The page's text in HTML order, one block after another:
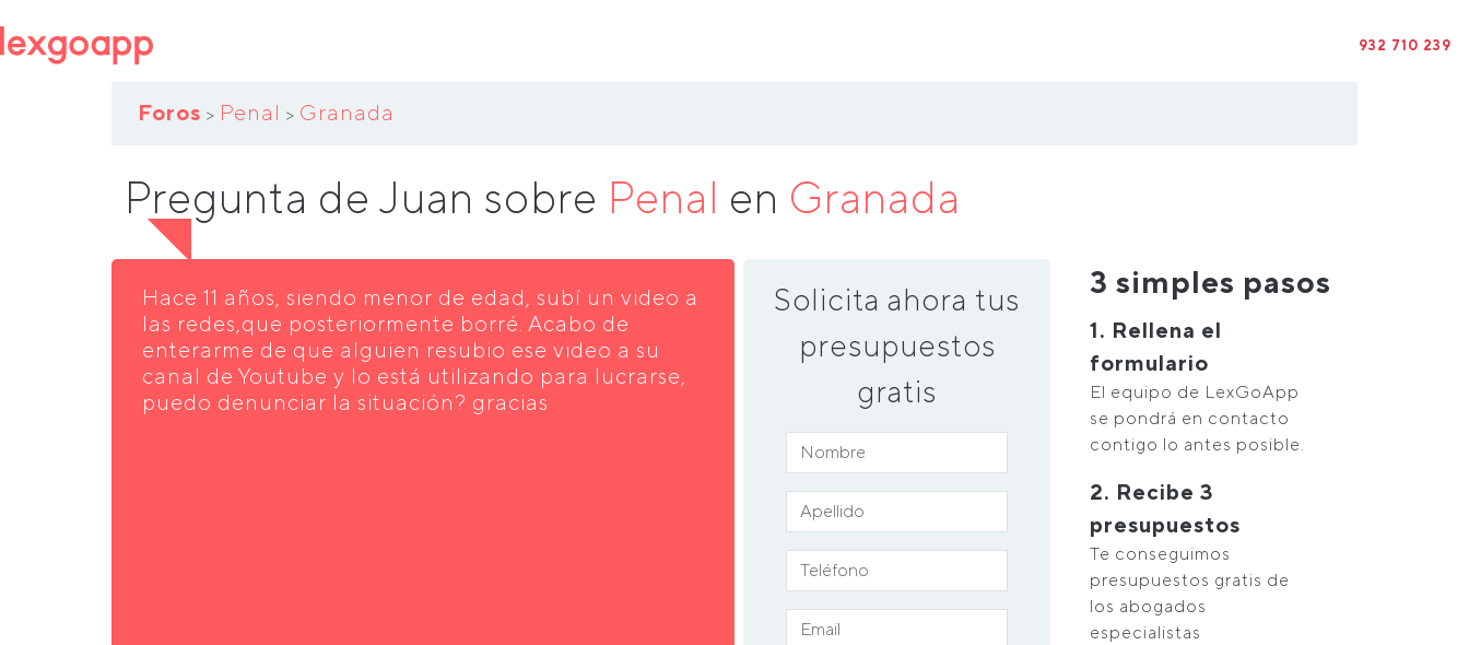
932 710 239
Foros > Penal > Granada
Pregunta de Juan sobre Penal en Granada
Hace 11 años, siendo menor de edad, subí un video a
las redes,que posteriormente borré. Acabo de
enterarme de que alguien resubio ese video a su
canal de Youtube y lo está utilizando para lucrarse,
puedo denunciar la situación? gracias
Solicita ahora tus
presupuestos
gratis
3 simples pasos
1. Rellena el
formulario
El equipo de LexGoApp
se pondrá en contacto
contigo lo antes posible.
2. Recibe 3
presupuestos
Te conseguimos
presupuestos gratis de
los abogados
especialistas